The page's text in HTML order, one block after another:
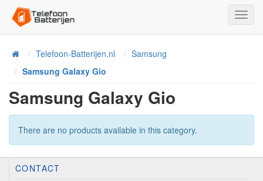
HomeTelefoon-Batterijen.nl
Samsung
Samsung Galaxy Gio
Samsung Galaxy Gio
There are no products available in this category.
CONTACT